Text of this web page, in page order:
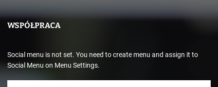
WSPÓŁPRACA
Social menu is not set. You need to create menu and assign it to
Social Menu on Menu Settings.